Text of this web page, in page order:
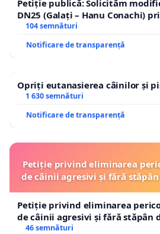
Petiție publică: Solicităm
DN25 (Galați – Hanu Conachi)
traseului în afara localităților!
104 semnături
Notificare de transparență
Opriți eutanasierea câinilor și
1 630 semnături
Notificare de transparență
Petiție privind eliminarea
de câinii agresivi și fără
Petiție privind eliminarea
de câinii agresivi și fără stăpân
46 semnături